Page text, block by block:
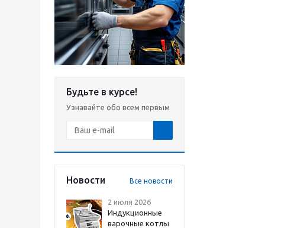
Будьте в курсе!
Узнавайте обо всем первым
Новости Все новости
2 июля 2026
Индукционные
варочные котлы